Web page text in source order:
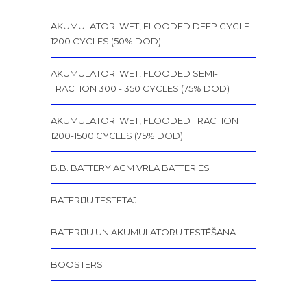
AKUMULATORI WET, FLOODED DEEP CYCLE
1200 CYCLES (50% DOD)
AKUMULATORI WET, FLOODED SEMI-
TRACTION 300 - 350 CYCLES (75% DOD)
AKUMULATORI WET, FLOODED TRACTION
1200-1500 CYCLES (75% DOD)
B.B. BATTERY AGM VRLA BATTERIES
BATERIJU TESTĒTĀJI
BATERIJU UN AKUMULATORU TESTĒŠANA
BOOSTERS